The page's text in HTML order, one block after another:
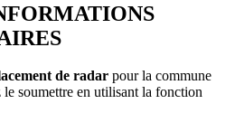
de radar pour la commune
le soumettre en utilisant la fonction